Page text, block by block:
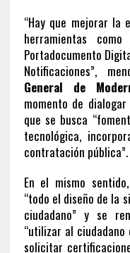
“Hay que mejorar la
herramientas
Portadocumento
Notificaciones”,
General de
momento de
que se busca
tecnológica,
contratación pública”.
En el mismo
“todo el diseño de la
ciudadano” y se
“utilizar al
solicitar